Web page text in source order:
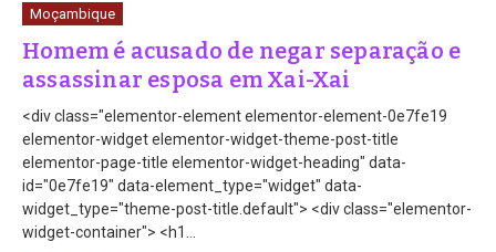
Moçambique
Homem é acusado de negar separação e
assassinar esposa em Xai-Xai
<div class="elementor-element elementor-element-0e7fe19
elementor-widget elementor-widget-theme-post-title
elementor-page-title elementor-widget-heading" data-
id="0e7fe19" data-element_type="widget" data-
widget_type="theme-post-title.default"> <div class="elementor-
widget-container"> <h1...